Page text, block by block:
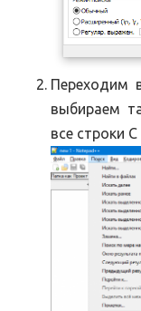
выбираем
все строки